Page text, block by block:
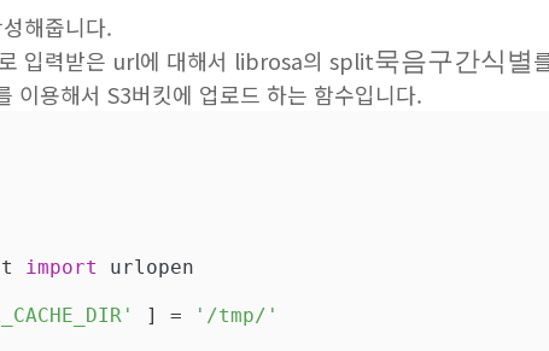
해줍니다.
입력받은 url에 대해서 librosa의 split묵음구간식 별
묵 음 구간식 별
이용해서 S3버킷에 업로드 하는 함수입니다.
import
] = '/tmp/'